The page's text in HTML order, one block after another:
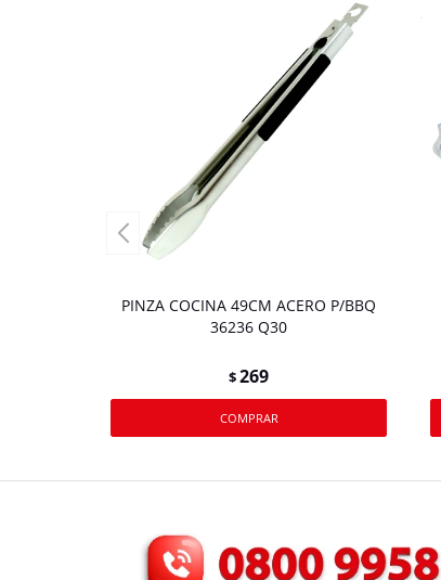
PINZA COCINA 49CM ACERO P/BBQ
36236 Q30
$269